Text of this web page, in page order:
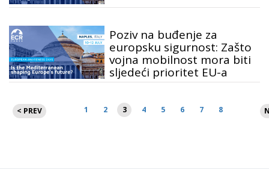
Poziv na buđenje za
europsku sigurnost: Zašto
vojna mobilnost mora biti
sljedeći prioritet EU-a
Brojevi
stranica
< PREV 1 2 3 4 5 6 7 8